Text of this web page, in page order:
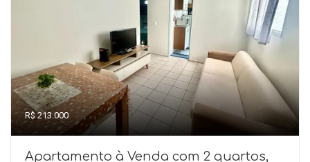
R$ 213.000
Apartamento à Venda com 2 quartos,